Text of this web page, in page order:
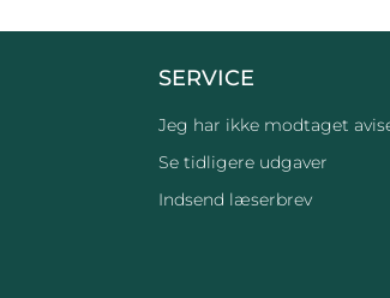
SERVICE
Jeg har ikke modtaget
Se tidligere udgaver
Indsend læserbrev